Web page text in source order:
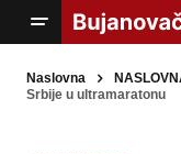
Naslovna
Srbije u ultramaratonu